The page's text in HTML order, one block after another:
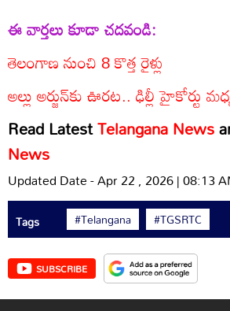
ఈ వార్తలు కూడా చదవండి:
తెలంగాణ నుంచి 8 కొత్త రైళ్లు
అల్లు అర్జున్‌కు ఊరట.. ఢిల్లీ హైకోర్టు
Read LatestTelangana News
News
Updated Date - Apr 22 , 2026 | 08:13
Tags #Telangana #TGSRTC
SUBSCRIBE